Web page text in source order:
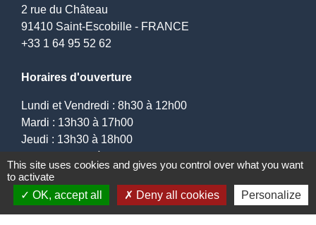
2 rue du Château
91410 Saint-Escobille - FRANCE
+33 1 64 95 52 62
Horaires d'ouverture
Lundi et Vendredi : 8h30 à 12h00
Mardi : 13h30 à 17h00
Jeudi : 13h30 à 18h00
Mentions légales - Politique de confidentialité -
This site uses cookies and gives you control over what you want
to activate
OK, accept all
Deny all cookies Personalize